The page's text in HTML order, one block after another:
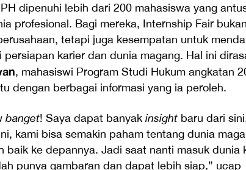
dipenuhi lebih dari 200 mahasiswa yang
profesional. Bagi mereka, Internship Fair bukan
tetapi juga kesempatan untuk
karier dan dunia magang. Hal ini
, mahasiswi Program Studi Hukum angkatan
dengan berbagai informasi yang ia peroleh.
banget! Saya dapat banyak insight baru dari
kami bisa semakin paham tentang dunia
baik ke depannya. Jadi saat nanti masuk dunia
punya gambaran dan dapat lebih siap,” ucap